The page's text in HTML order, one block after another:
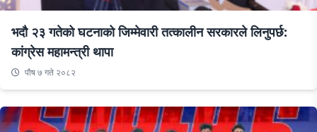
भदौ २३ गतेको घटनाको जिम्मेवारी तत्कालीन सरकारले लिनुपर्छ:
कांग्रेस महामन्त्री थापा
पौष ७ गते २०८२